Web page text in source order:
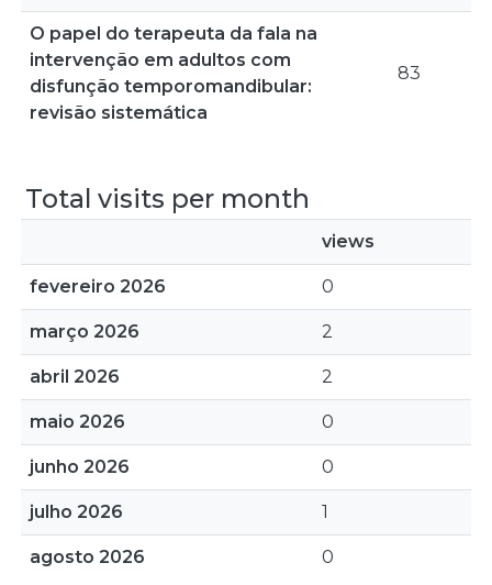
O papel do terapeuta da fala na
intervenção em adultos com
disfunção temporomandibular:
revisão sistemática
83
Total visits per month
views
fevereiro 2026 0
março 2026 2
abril 2026 2
maio 2026 0
junho 2026 0
julho 2026 1
agosto 2026 0